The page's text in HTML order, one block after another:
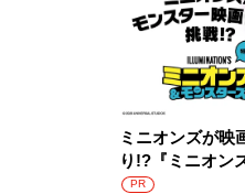
ミニオンズが映
り!?『ミニオン
PR